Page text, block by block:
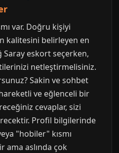
var. Doğru kişiyi
kalitesini belirleyen en
eskort seçerken,
netleştirmelisiniz.
Sakin ve sohbet
ve eğlenceli bir
cevaplar, sizi
Profil bilgilerinde
"hobiler" kısmı
ama aslında çok